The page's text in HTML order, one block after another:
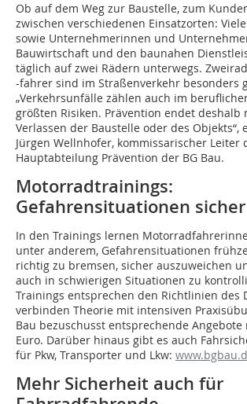
Ob auf dem Weg zur Baustelle, zum
zwischen verschiedenen Einsatzorten:
sowie Unternehmerinnen und
Bauwirtschaft und den baunahen
täglich auf zwei Rädern unterwegs.
-fahrer sind im Straßenverkehr besonders
„Verkehrsunfälle zählen auch im
größten Risiken. Prävention endet deshalb
Verlassen der Baustelle oder des Objekts“,
Jürgen Wellnhofer, kommissarischer Leiter
Hauptabteilung Prävention der BG Bau.
Motorradtrainings:
Gefahrensituationen
In den Trainings lernen
unter anderem, Gefahrensituationen
richtig zu bremsen, sicher auszuweichen
auch in schwierigen Situationen zu
Trainings entsprechen den Richtlinien des
verbinden Theorie mit intensiven
Bau bezuschusst entsprechende
Euro. Darüber hinaus gibt es auch
für Pkw, Transporter und Lkw:
Mehr Sicherheit auch für